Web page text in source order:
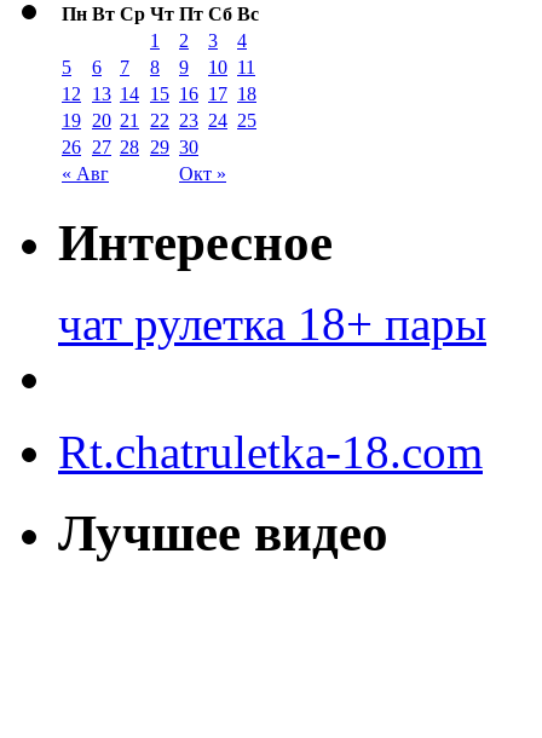
Пн Вт Ср Чт Пт Сб Вс
« Авг Окт »
1 2 3
4
5
6 7 8 9 10 11
12
13 14 15 16 17 18
19 20 21 22 23 24 25
26 27 28 29 30
Интересное
чат рулетка 18+ пары
Rt.chatruletka-18.com
Лучшее видео